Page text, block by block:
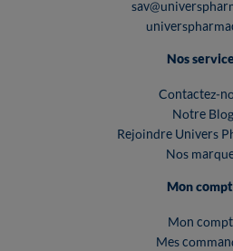
Nos
Contactez-
Notre Blog
Rejoindre Univers
Nos
Mon
Mon
Mes